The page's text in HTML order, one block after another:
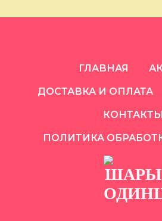
ГЛАВНАЯ
ДОСТАВКА И ОПЛАТА
КОНТАКТЫ
ПОЛИТИКА